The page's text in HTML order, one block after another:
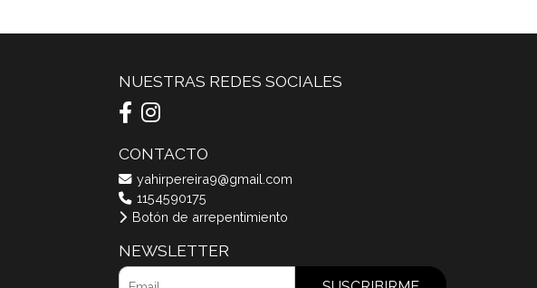
NUESTRAS REDES SOCIALES
CONTACTO
yahirpereira9@gmail.com
1154590175
Botón de arrepentimiento
NEWSLETTER